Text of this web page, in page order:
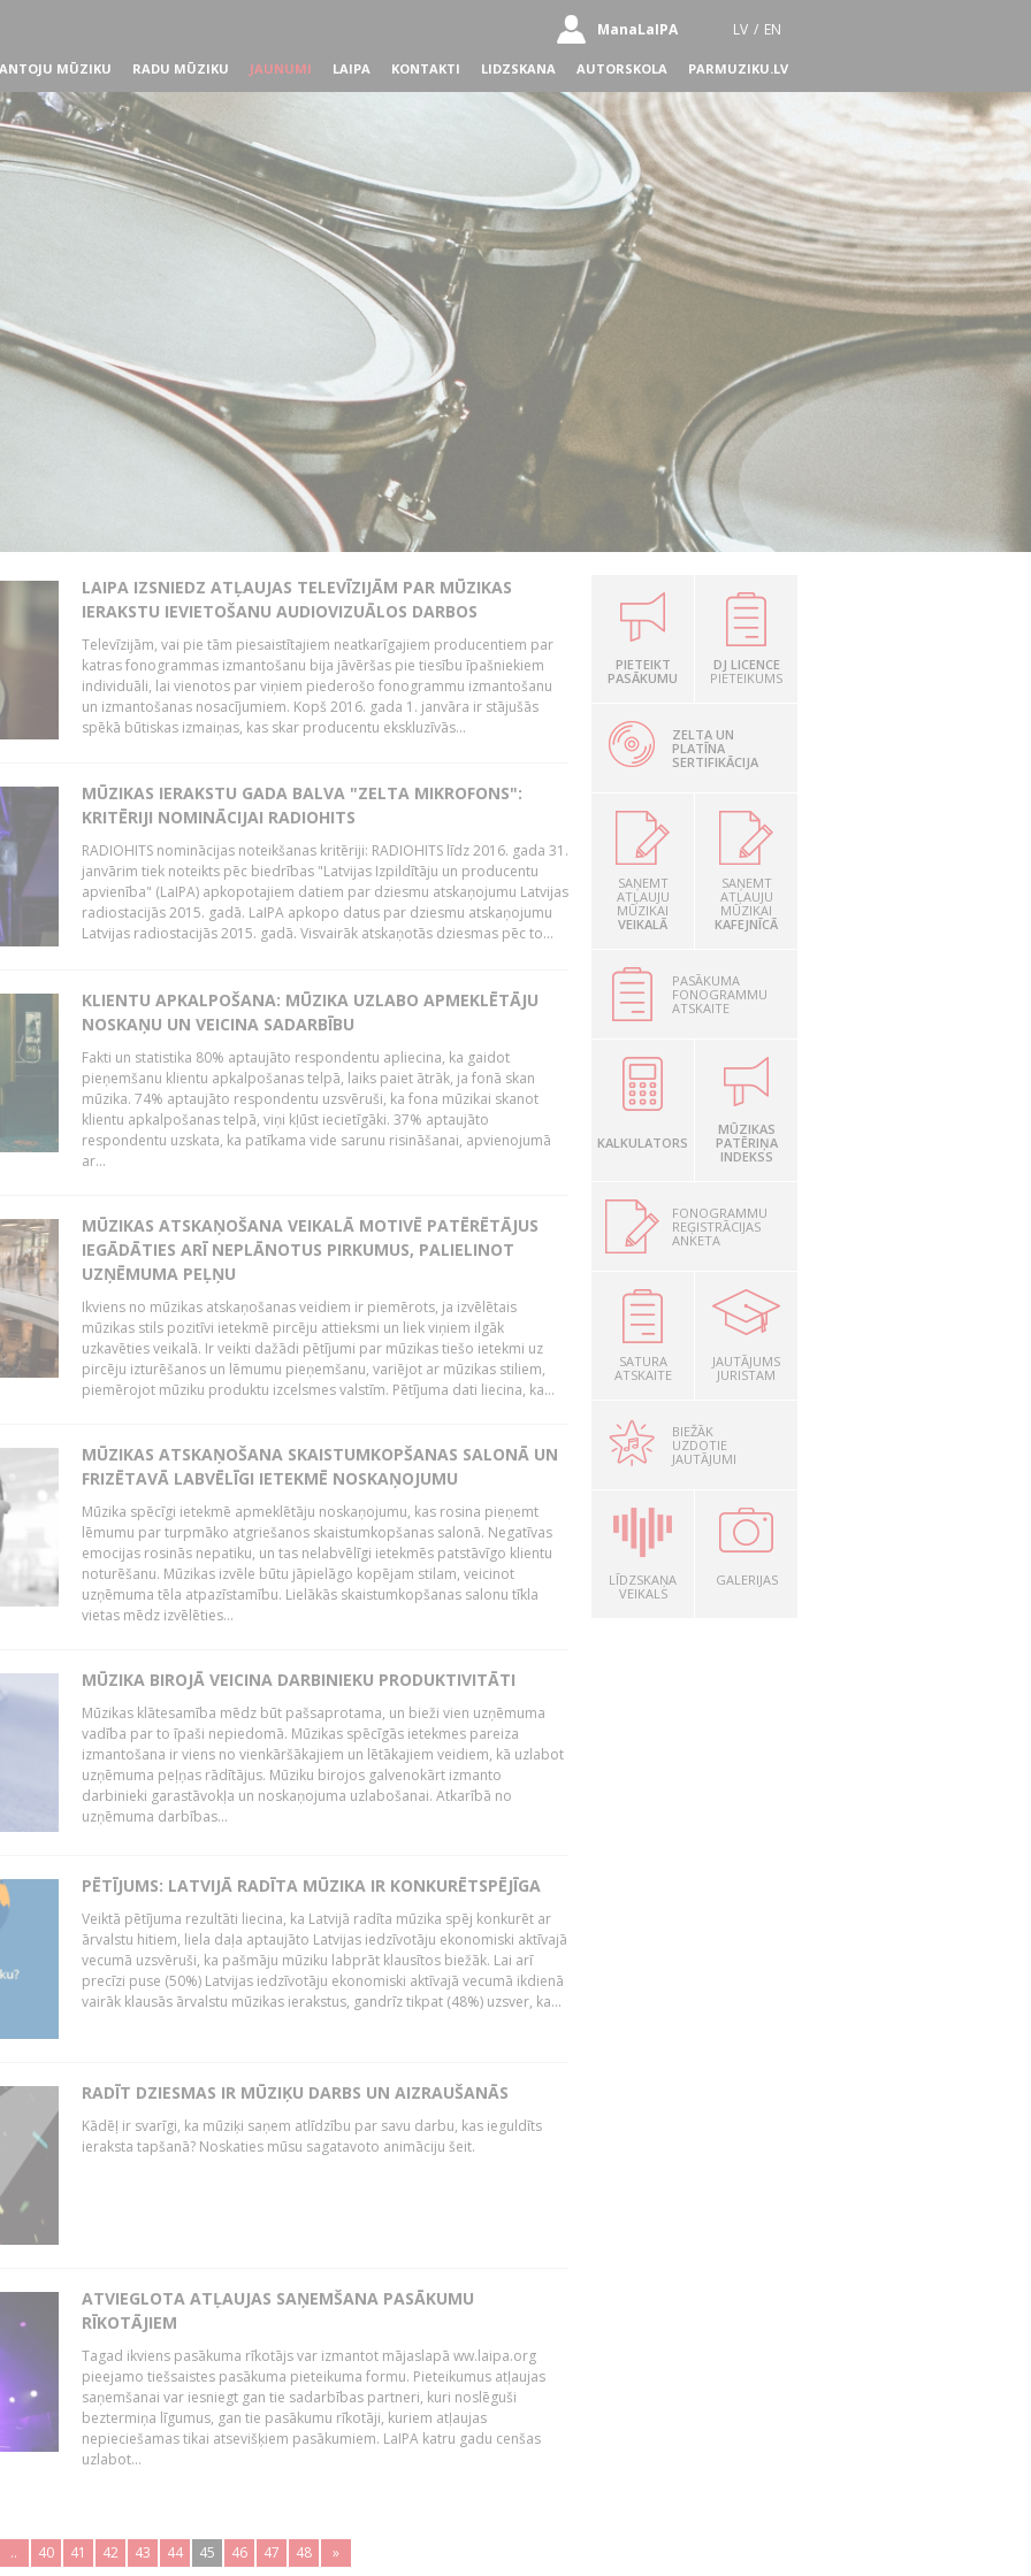
ManaLaIPA LV / EN
MŪZIKU RADU MŪZIKU JAUNUMI LAIPA KONTAKTI LIDZSKANA AUTORSKOLA PARMUZIKU.LV
LAIPA IZSNIEDZ ATĻAUJAS TELEVĪZIJĀM PAR MŪZIKAS
IERAKSTU IEVIETOŠANU AUDIOVIZUĀLOS DARBOS
Televīzijām, vai pie tām piesaistītajiem neatkarīgajiem producentiem par
katras fonogrammas izmantošanu bija jāvēršas pie tiesību īpašniekiem
individuāli, lai vienotos par viņiem piederošo fonogrammu izmantošanu
un izmantošanas nosacījumiem. Kopš 2016. gada 1. janvāra ir stājušās
spēkā būtiskas izmaiņas, kas skar producentu ekskluzīvās...
MŪZIKAS IERAKSTU GADA BALVA "ZELTA MIKROFONS":
KRITĒRIJI NOMINĀCIJAI RADIOHITS
RADIOHITS nominācijas noteikšanas kritēriji: RADIOHITS līdz 2016. gada 31.
janvārim tiek noteikts pēc biedrības "Latvijas Izpildītāju un producentu
apvienība" (LaIPA) apkopotajiem datiem par dziesmu atskaņojumu Latvijas
radiostacijās 2015. gadā. LaIPA apkopo datus par dziesmu atskaņojumu
Latvijas radiostacijās 2015. gadā. Visvairāk atskaņotās dziesmas pēc to...
KLIENTU APKALPOŠANA: MŪZIKA UZLABO APMEKLĒTĀJU
NOSKAŅU UN VEICINA SADARBĪBU
Fakti un statistika 80% aptaujāto respondentu apliecina, ka gaidot
pieņemšanu klientu apkalpošanas telpā, laiks paiet ātrāk, ja fonā skan
mūzika. 74% aptaujāto respondentu uzsvēruši, ka fona mūzikai skanot
klientu apkalpošanas telpā, viņi kļūst iecietīgāki. 37% aptaujāto
respondentu uzskata, ka patīkama vide sarunu risināšanai, apvienojumā
ar...
MŪZIKAS ATSKAŅOŠANA VEIKALĀ MOTIVĒ PATĒRĒTĀJUS
IEGĀDĀTIES ARĪ NEPLĀNOTUS PIRKUMUS, PALIELINOT
UZŅĒMUMA PEĻŅU
Ikviens no mūzikas atskaņošanas veidiem ir piemērots, ja izvēlētais
mūzikas stils pozitīvi ietekmē pircēju attieksmi un liek viņiem ilgāk
uzkavēties veikalā. Ir veikti dažādi pētījumi par mūzikas tiešo ietekmi uz
pircēju izturēšanos un lēmumu pieņemšanu, variējot ar mūzikas stiliem,
piemērojot mūziku produktu izcelsmes valstīm. Pētījuma dati liecina, ka...
MŪZIKAS ATSKAŅOŠANA SKAISTUMKOPŠANAS SALONĀ UN
FRIZĒTAVĀ LABVĒLĪGI IETEKMĒ NOSKAŅOJUMU
Mūzika spēcīgi ietekmē apmeklētāju noskaņojumu, kas rosina pieņemt
lēmumu par turpmāko atgriešanos skaistumkopšanas salonā. Negatīvas
emocijas rosinās nepatiku, un tas nelabvēlīgi ietekmēs patstāvīgo klientu
noturēšanu. Mūzikas izvēle būtu jāpielāgo kopējam stilam, veicinot
uzņēmuma tēla atpazīstamību. Lielākās skaistumkopšanas salonu tīkla
vietas mēdz izvēlēties...
MŪZIKA BIROJĀ VEICINA DARBINIEKU PRODUKTIVITĀTI
Mūzikas klātesamība mēdz būt pašsaprotama, un bieži vien uzņēmuma
vadība par to īpaši nepiedomā. Mūzikas spēcīgās ietekmes pareiza
izmantošana ir viens no vienkāršākajiem un lētākajiem veidiem, kā uzlabot
uzņēmuma peļņas rādītājus. Mūziku birojos galvenokārt izmanto
darbinieki garastāvokļa un noskaņojuma uzlabošanai. Atkarībā no
uzņēmuma darbības...
PĒTĪJUMS: LATVIJĀ RADĪTA MŪZIKA IR KONKURĒTSPĒJĪGA
Veiktā pētījuma rezultāti liecina, ka Latvijā radīta mūzika spēj konkurēt ar
ārvalstu hitiem, liela daļa aptaujāto Latvijas iedzīvotāju ekonomiski aktīvajā
vecumā uzsvēruši, ka pašmāju mūziku labprāt klausītos biežāk. Lai arī
precīzi puse (50%) Latvijas iedzīvotāju ekonomiski aktīvajā vecumā ikdienā
vairāk klausās ārvalstu mūzikas ierakstus, gandrīz tikpat (48%) uzsver, ka...
RADĪT DZIESMAS IR MŪZIĶU DARBS UN AIZRAUŠANĀS
Kādēļ ir svarīgi, ka mūziķi saņem atlīdzību par savu darbu, kas ieguldīts
ieraksta tapšanā? Noskaties mūsu sagatavoto animāciju šeit.
ATVIEGLOTA ATĻAUJAS SAŅEMŠANA PASĀKUMU
RĪKOTĀJIEM
Tagad ikviens pasākuma rīkotājs var izmantot mājaslapā ww.laipa.org
pieejamo tiešsaistes pasākuma pieteikuma formu. Pieteikumus atļaujas
saņemšanai var iesniegt gan tie sadarbības partneri, kuri noslēguši
beztermiņa līgumus, gan tie pasākumu rīkotāji, kuriem atļaujas
nepieciešamas tikai atsevišķiem pasākumiem. LaIPA katru gadu cenšas
uzlabot...
.. 40 41 42 43 44 45 46 47 48 »
PIETEIKT
PASĀKUMU
DJ LICENCE
PIETEIKUMS
ZELTA UN
PLATĪNA
SERTIFIKĀCIJA
SAŅEMT
ATĻAUJU
MŪZIKAI
VEIKALĀ
SAŅEMT
ATĻAUJU
MŪZIKAI
KAFEJNĪCĀ
PASĀKUMA
FONOGRAMMU
ATSKAITE
KALKULATORS
MŪZIKAS
PATĒRIŅA
INDEKSS
FONOGRAMMU
REĢISTRĀCIJAS
ANKETA
SATURA
ATSKAITE
JAUTĀJUMS
JURISTAM
BIEŽĀK
UZDOTIE
JAUTĀJUMI
LĪDZSKAŅA
VEIKALS
GALERIJAS